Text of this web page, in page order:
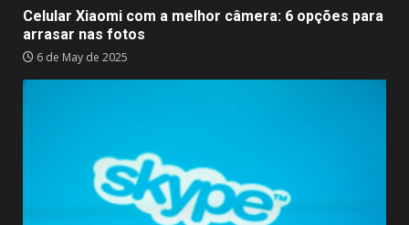
Celular Xiaomi com a melhor câmera: 6 opções para
arrasar nas fotos
6 de May de 2025